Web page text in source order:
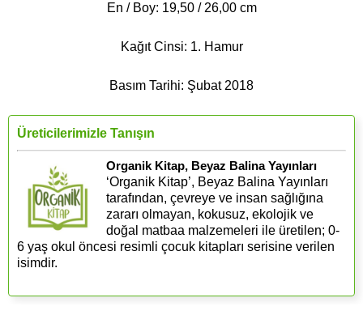
En / Boy: 19,50 / 26,00 cm
Kağıt Cinsi: 1. Hamur
Basım Tarihi: Şubat 2018
Üreticilerimizle Tanışın
Organik Kitap, Beyaz Balina Yayınları
‘Organik Kitap’, Beyaz Balina Yayınları
tarafından, çevreye ve insan sağlığına
zararı olmayan, kokusuz, ekolojik ve
doğal matbaa malzemeleri ile üretilen; 0-
6 yaş okul öncesi resimli çocuk kitapları serisine verilen
isimdir.